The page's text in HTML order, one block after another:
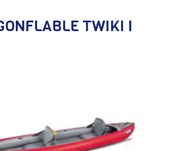
TWIKI I